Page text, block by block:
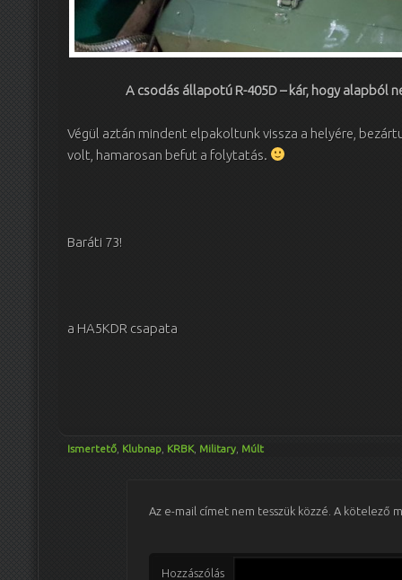
A csodás állapotú R-405D – kár, hogy alapból
Végül aztán mindent elpakoltunk vissza a helyére,
volt, hamarosan befut a folytatás.
Baráti 73!
a HA5KDR csapata
Ismertető Klubnap KRBK, Military Múlt
Az e-mail címet nem tesszük közzé. A kötelező
Hozzászólás